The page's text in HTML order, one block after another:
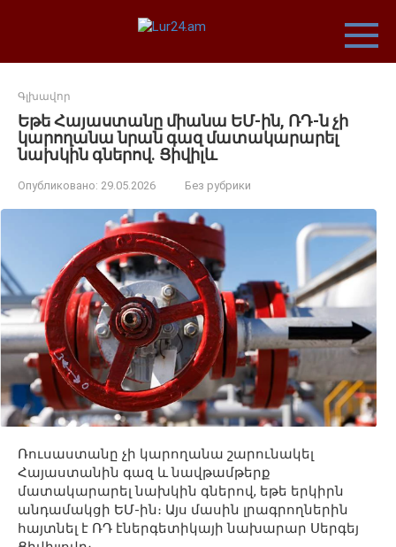
Գլխավոր
Եթե Հայաստանը միանա ԵՄ-ին, ՌԴ-ն չի
կարողանա նրան գազ մատակարարել
նախկին գներով․ Ցիվիլև
Опубликовано: 29.05.2026 Без рубрики
Ռուսաստանը չի կարողանա շարունակել
Հայաստանին գազ և նավթամթերք
մատակարարել նախկին գներով, եթե երկիրն
անդամակցի ԵՄ-ին։ Այս մասին լրագրողներին
հայտնել է ՌԴ էներգետիկայի նախարար Սերգեյ